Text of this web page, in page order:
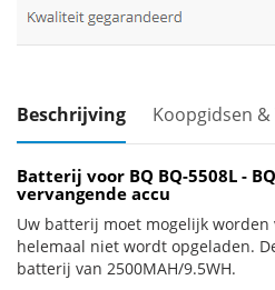
Beschrijving Koopgidsen &
Batterij voor BQ BQ-5508L -
vervangende accu
Uw batterij moet mogelijk
helemaal niet wordt opgeladen.
batterij van 2500MAH/9.5WH.